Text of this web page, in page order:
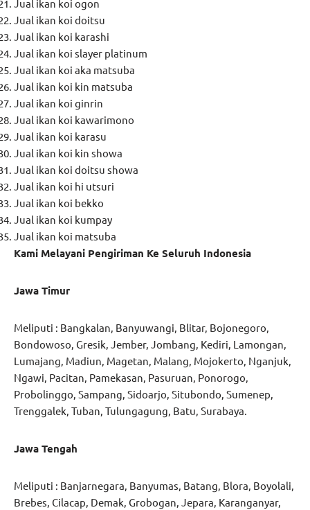
Jual ikan koi ogon
Jual ikan koi doitsu
Jual ikan koi karashi
Jual ikan koi slayer platinum
Jual ikan koi aka matsuba
Jual ikan koi kin matsuba
Jual ikan koi ginrin
Jual ikan koi kawarimono
Jual ikan koi karasu
Jual ikan koi kin showa
Jual ikan koi doitsu showa
Jual ikan koi hi utsuri
Jual ikan koi bekko
Jual ikan koi kumpay
Jual ikan koi matsuba
Kami Melayani Pengiriman Ke Seluruh Indonesia
Jawa Timur
Meliputi : Bangkalan, Banyuwangi, Blitar, Bojonegoro,
Bondowoso, Gresik, Jember, Jombang, Kediri, Lamongan,
Lumajang, Madiun, Magetan, Malang, Mojokerto, Nganjuk,
Ngawi, Pacitan, Pamekasan, Pasuruan, Ponorogo,
Probolinggo, Sampang, Sidoarjo, Situbondo, Sumenep,
Trenggalek, Tuban, Tulungagung, Batu, Surabaya.
Jawa Tengah
Meliputi : Banjarnegara, Banyumas, Batang, Blora, Boyolali,
Brebes, Cilacap, Demak, Grobogan, Jepara, Karanganyar,